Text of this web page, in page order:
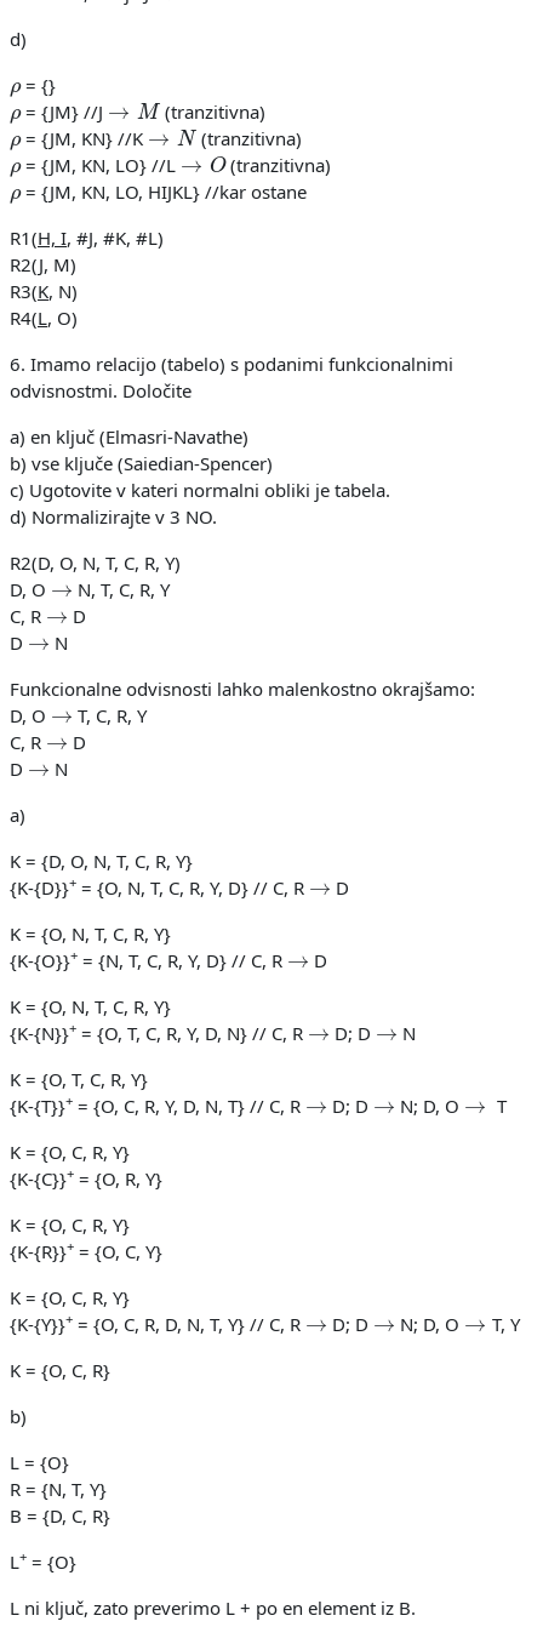
d)
= {}
ρ= {JM} //J M (tranzitivna)
ρ= {JM, KN} //K →N (tranzitivna)
ρ= {JM, KN, LO} //L →O (tranzitivna)
ρ= {JM, KN, LO, HIJKL} //kar ostane
R1(H, I, #J, #K, #L)
R2(J, M)
R3(K, N)
R4(L, O)
6. Imamo relacijo (tabelo) s podanimi funkcionalnimi
odvisnostmi. Določite
a) en ključ (Elmasri-Navathe)
b) vse ključe (Saiedian-Spencer)
c) Ugotovite v kateri normalni obliki je tabela.
d) Normalizirajte v 3 NO.
R2(D, O, N, T, C, R, Y)
D, O → N, T, C, R, Y
C, R → D
D → N
Funkcionalne odvisnosti lahko malenkostno okrajšamo:
D, O → T, C, R, Y
C, R → D
D → N
a)
K = {D, O, N, T, C, R, Y}
{K-{D}}+ = {O, N, T, C, R, Y, D} // C, R
D
K = {O, N, T, C, R, Y}
{K-{O}}+ = {N, T, C, R, Y, D} // C, R
D
K = {O, N, T, C, R, Y}
{K-{N}}+ = {O, T, C, R, Y, D, N} // C, R D; D
N
K = {O, T, C, R, Y}
{K-{T}}+ = {O, C, R, Y, D, N, T} // C, R D; D N; D, O
T
K = {O, C, R, Y}
{K-{C}}+ = {O, R, Y}
K = {O, C, R, Y}
{K-{R}}+ = {O, C, Y}
K = {O, C, R, Y}
{K-{Y}}+ = {O, C, R, D, N, T, Y} // C, R D; D N; D, O
T, Y
K = {O, C, R}
b)
L = {O}
R = {N, T, Y}
B = {D, C, R}
L+ = {O}
L ni ključ, zato preverimo L + po en element iz B.